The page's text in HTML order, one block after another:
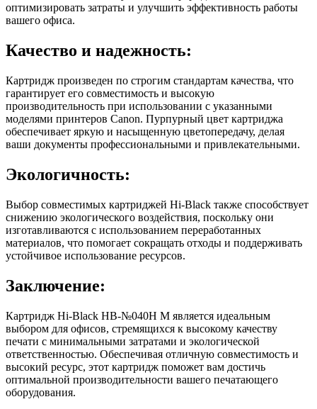
оптимизировать затраты и улучшить эффективность работы
вашего офиса.
Качество и надежность:
Картридж произведен по строгим стандартам качества, что
гарантирует его совместимость и высокую
производительность при использовании с указанными
моделями принтеров Canon. Пурпурный цвет картриджа
обеспечивает яркую и насыщенную цветопередачу, делая
ваши документы профессиональными и привлекательными.
Экологичность:
Выбор совместимых картриджей Hi-Black также способствует
снижению экологического воздействия, поскольку они
изготавливаются с использованием переработанных
материалов, что помогает сокращать отходы и поддерживать
устойчивое использование ресурсов.
Заключение:
Картридж Hi-Black HB-№040H M является идеальным
выбором для офисов, стремящихся к высокому качеству
печати с минимальными затратами и экологической
ответственностью. Обеспечивая отличную совместимость и
высокий ресурс, этот картридж поможет вам достичь
оптимальной производительности вашего печатающего
оборудования.